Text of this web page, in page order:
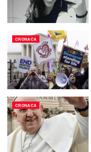
CRONACA
CRONACA